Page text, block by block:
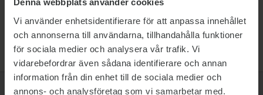
Denna webbplats använder cookies
Vi använder enhetsidentifierare för att anpassa innehållet
och annonserna till användarna, tillhandahålla funktioner
för sociala medier och analysera vår trafik. Vi
vidarebefordrar även sådana identifierare och annan
information från din enhet till de sociala medier och
annons- och analysföretag som vi samarbetar med.
Länk till: Schema
Schema
Logga in